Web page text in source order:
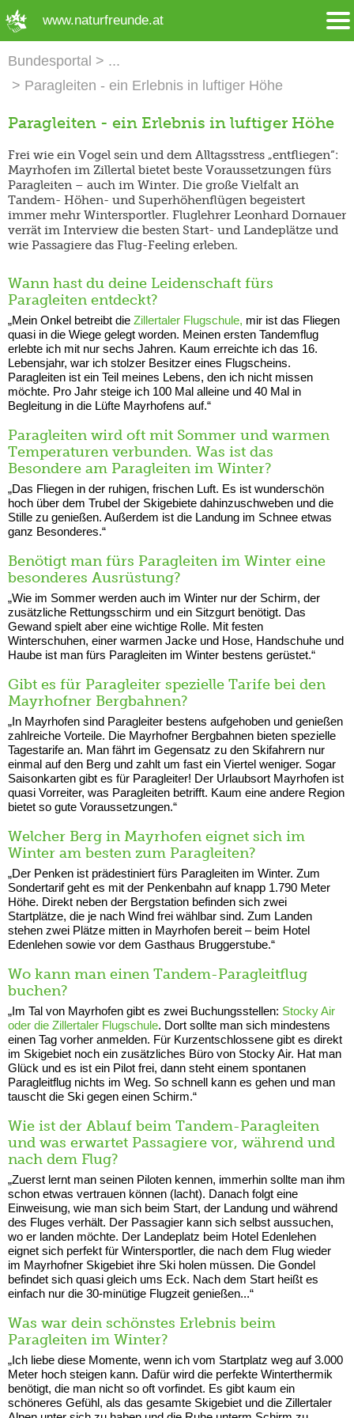
www.naturfreunde.at
Bundesportal
Paragleiten - ein Erlebnis in luftiger Höhe
Paragleiten - ein Erlebnis in luftiger Höhe
Frei wie ein Vogel sein und dem Alltagsstress „entfliegen“:
Mayrhofen im Zillertal bietet beste Voraussetzungen fürs
Paragleiten – auch im Winter. Die große Vielfalt an
Tandem- Höhen- und Superhöhenflügen begeistert
immer mehr Wintersportler. Fluglehrer Leonhard Dornauer
verrät im Interview die besten Start- und Landeplätze und
wie Passagiere das Flug-Feeling erleben.
Wann hast du deine Leidenschaft fürs
Paragleiten entdeckt?
„Mein Onkel betreibt die Zillertaler Flugschule, mir ist das Fliegen
quasi in die Wiege gelegt worden. Meinen ersten Tandemflug
erlebte ich mit nur sechs Jahren. Kaum erreichte ich das 16.
Lebensjahr, war ich stolzer Besitzer eines Flugscheins.
Paragleiten ist ein Teil meines Lebens, den ich nicht missen
möchte. Pro Jahr steige ich 100 Mal alleine und 40 Mal in
Begleitung in die Lüfte Mayrhofens auf.“
Paragleiten wird oft mit Sommer und warmen
Temperaturen verbunden. Was ist das
Besondere am Paragleiten im Winter?
„Das Fliegen in der ruhigen, frischen Luft. Es ist wunderschön
hoch über dem Trubel der Skigebiete dahinzuschweben und die
Stille zu genießen. Außerdem ist die Landung im Schnee etwas
ganz Besonderes.“
Benötigt man fürs Paragleiten im Winter eine
besonderes Ausrüstung?
„Wie im Sommer werden auch im Winter nur der Schirm, der
zusätzliche Rettungsschirm und ein Sitzgurt benötigt. Das
Gewand spielt aber eine wichtige Rolle. Mit festen
Winterschuhen, einer warmen Jacke und Hose, Handschuhe und
Haube ist man fürs Paragleiten im Winter bestens gerüstet.“
Gibt es für Paragleiter spezielle Tarife bei den
Mayrhofner Bergbahnen?
„In Mayrhofen sind Paragleiter bestens aufgehoben und genießen
zahlreiche Vorteile. Die Mayrhofner Bergbahnen bieten spezielle
Tagestarife an. Man fährt im Gegensatz zu den Skifahrern nur
einmal auf den Berg und zahlt um fast ein Viertel weniger. Sogar
Saisonkarten gibt es für Paragleiter! Der Urlaubsort Mayrhofen ist
quasi Vorreiter, was Paragleiten betrifft. Kaum eine andere Region
bietet so gute Voraussetzungen.“
Welcher Berg in Mayrhofen eignet sich im
Winter am besten zum Paragleiten?
„Der Penken ist prädestiniert fürs Paragleiten im Winter. Zum
Sondertarif geht es mit der Penkenbahn auf knapp 1.790 Meter
Höhe. Direkt neben der Bergstation befinden sich zwei
Startplätze, die je nach Wind frei wählbar sind. Zum Landen
stehen zwei Plätze mitten in Mayrhofen bereit – beim Hotel
Edenlehen sowie vor dem Gasthaus Bruggerstube.“
Wo kann man einen Tandem-Paragleitflug
buchen?
„Im Tal von Mayrhofen gibt es zwei Buchungsstellen: Stocky Air
oder die Zillertaler Flugschule. Dort sollte man sich mindestens
einen Tag vorher anmelden. Für Kurzentschlossene gibt es direkt
im Skigebiet noch ein zusätzliches Büro von Stocky Air. Hat man
Glück und es ist ein Pilot frei, dann steht einem spontanen
Paragleitflug nichts im Weg. So schnell kann es gehen und man
tauscht die Ski gegen einen Schirm.“
Wie ist der Ablauf beim Tandem-Paragleiten
und was erwartet Passagiere vor, während und
nach dem Flug?
„Zuerst lernt man seinen Piloten kennen, immerhin sollte man ihm
schon etwas vertrauen können (lacht). Danach folgt eine
Einweisung, wie man sich beim Start, der Landung und während
des Fluges verhält. Der Passagier kann sich selbst aussuchen,
wo er landen möchte. Der Landeplatz beim Hotel Edenlehen
eignet sich perfekt für Wintersportler, die nach dem Flug wieder
im Mayrhofner Skigebiet ihre Ski holen müssen. Die Gondel
befindet sich quasi gleich ums Eck. Nach dem Start heißt es
einfach nur die 30-minütige Flugzeit genießen...“
Was war dein schönstes Erlebnis beim
Paragleiten im Winter?
„Ich liebe diese Momente, wenn ich vom Startplatz weg auf 3.000
Meter hoch steigen kann. Dafür wird die perfekte Winterthermik
benötigt, die man nicht so oft vorfindet. Es gibt kaum ein
schöneres Gefühl, als das gesamte Skigebiet und die Zillertaler